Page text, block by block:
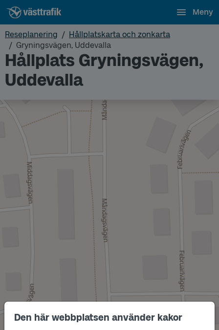
Den här webbplatsen använder kakor
Meny
Reseplanering
Hållplatskarta och zonkarta
Gryningsvägen, Uddevalla
Hållplats Gryningsvägen,
Uddevalla